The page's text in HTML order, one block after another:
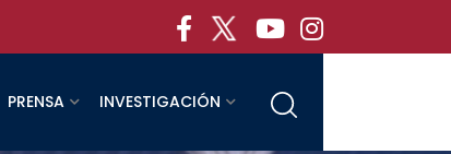
PRENSA INVESTIGACIÓN